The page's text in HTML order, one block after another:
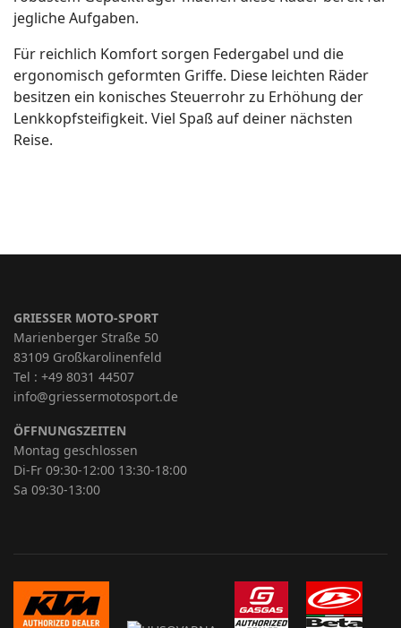
jegliche Aufgaben.
Für reichlich Komfort sorgen Federgabel und die
ergonomisch geformten Griffe. Diese leichten Räder
besitzen ein konisches Steuerrohr zu Erhöhung der
Lenkkopfsteifigkeit. Viel Spaß auf deiner nächsten
Reise.
GRIESSER MOTO-SPORT
Marienberger Straße 50
83109 Großkarolinenfeld
Tel : +49 8031 44507
info@griessermotosport.de
ÖFFNUNGSZEITEN
Montag geschlossen
Di-Fr 09:30-12:00 13:30-18:00
Sa 09:30-13:00